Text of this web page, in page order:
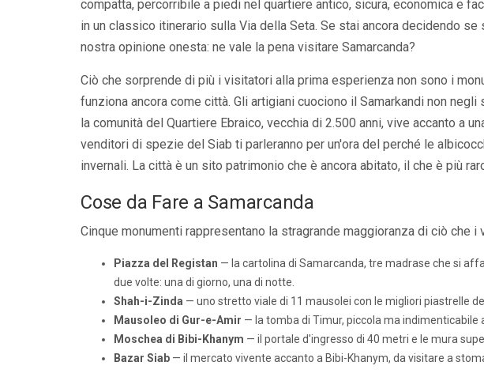
compatta, percorribile a piedi nel quartiere antico, sicura, economica e
in un classico itinerario sulla Via della Seta. Se stai ancora decidendo se
nostra opinione onesta: ne vale la pena visitare Samarcanda?
Ciò che sorprende di più i visitatori alla prima esperienza non sono i
funziona ancora come città. Gli artigiani cuociono il Samarkandi non
la comunità del Quartiere Ebraico, vecchia di 2.500 anni, vive accanto a
venditori di spezie del Siab ti parleranno per un'ora del perché le
invernali. La città è un sito patrimonio che è ancora abitato, il che è più
Cose da Fare a Samarcanda
Cinque monumenti rappresentano la stragrande maggioranza di ciò che i
Piazza del Registan — la cartolina di Samarcanda, tre madrase che si
due volte: una di giorno, una di notte.
Shah-i-Zinda — uno stretto viale di 11 mausolei con le migliori piastrelle
Mausoleo di Gur-e-Amir — la tomba di Timur, piccola ma indimenticabile
Moschea di Bibi-Khanym — il portale d'ingresso di 40 metri e le mura
Bazar Siab — il mercato vivente accanto a Bibi-Khanym, da visitare a